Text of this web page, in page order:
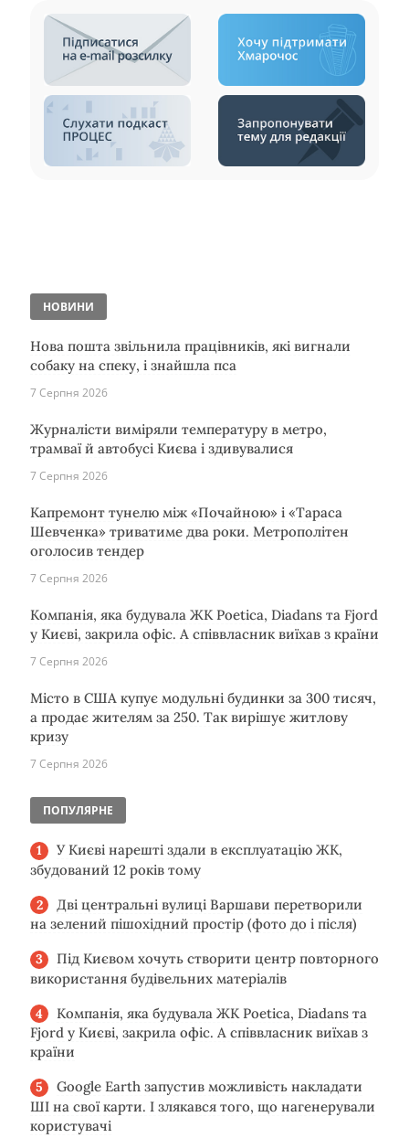
НОВИНИ
Нова пошта звільнила працівників, які вигнали
собаку на спеку, і знайшла пса
7 Серпня 2026
Журналісти виміряли температуру в метро,
трамваї й автобусі Києва і здивувалися
7 Серпня 2026
Капремонт тунелю між «Почайною» і «Тараса
Шевченка» триватиме два роки. Метрополітен
оголосив тендер
7 Серпня 2026
Компанія, яка будувала ЖК Poetica, Diadans та Fjord
у Києві, закрила офіс. А співвласник виїхав з країни
7 Серпня 2026
Місто в США купує модульні будинки за 300 тисяч,
а продає жителям за 250. Так вирішує житлову
кризу
7 Серпня 2026
ПОПУЛЯРНЕ
У Києві нарешті здали в експлуатацію ЖК,
збудований 12 років тому
Дві центральні вулиці Варшави перетворили
на зелений пішохідний простір (фото до і після)
Під Києвом хочуть створити центр повторного
використання будівельних матеріалів
Компанія, яка будувала ЖК Poetica, Diadans та
Fjord у Києві, закрила офіс. А співвласник виїхав з
країни
Google Earth запустив можливість накладати
ШІ на свої карти. І злякався того, що нагенерували
користувачі